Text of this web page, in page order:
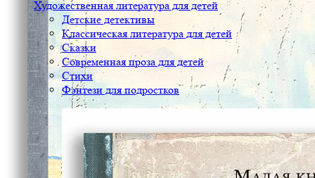
Художественная литература для детей
Детские детективы
Классическая литература для детей
Сказки
Современная проза для детей
Стихи
Фэнтези для подростков